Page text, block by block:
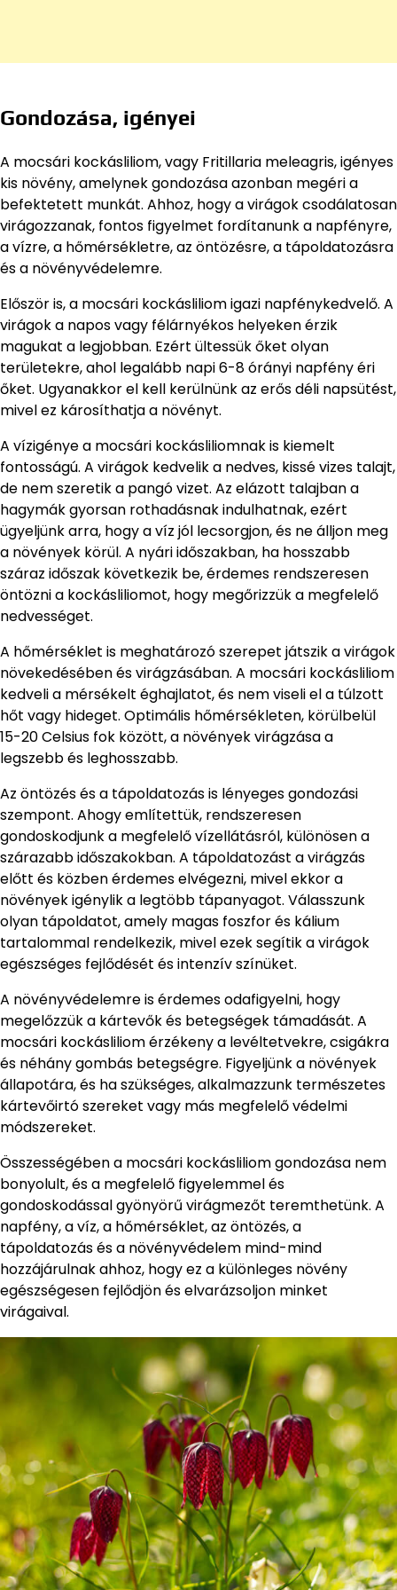
Gondozása, igényei
A mocsári kockásliliom, vagy Fritillaria meleagris, igényes
kis növény, amelynek gondozása azonban megéri a
befektetett munkát. Ahhoz, hogy a virágok csodálatosan
virágozzanak, fontos figyelmet fordítanunk a napfényre,
a vízre, a hőmérsékletre, az öntözésre, a tápoldatozásra
és a növényvédelemre.
Először is, a mocsári kockásliliom igazi napfénykedvelő. A
virágok a napos vagy félárnyékos helyeken érzik
magukat a legjobban. Ezért ültessük őket olyan
területekre, ahol legalább napi 6-8 órányi napfény éri
őket. Ugyanakkor el kell kerülnünk az erős déli napsütést,
mivel ez károsíthatja a növényt.
A vízigénye a mocsári kockásliliomnak is kiemelt
fontosságú. A virágok kedvelik a nedves, kissé vizes talajt,
de nem szeretik a pangó vizet. Az elázott talajban a
hagymák gyorsan rothadásnak indulhatnak, ezért
ügyeljünk arra, hogy a víz jól lecsorgjon, és ne álljon meg
a növények körül. A nyári időszakban, ha hosszabb
száraz időszak következik be, érdemes rendszeresen
öntözni a kockásliliomot, hogy megőrizzük a megfelelő
nedvességet.
A hőmérséklet is meghatározó szerepet játszik a virágok
növekedésében és virágzásában. A mocsári kockásliliom
kedveli a mérsékelt éghajlatot, és nem viseli el a túlzott
hőt vagy hideget. Optimális hőmérsékleten, körülbelül
15-20 Celsius fok között, a növények virágzása a
legszebb és leghosszabb.
Az öntözés és a tápoldatozás is lényeges gondozási
szempont. Ahogy említettük, rendszeresen
gondoskodjunk a megfelelő vízellátásról, különösen a
szárazabb időszakokban. A tápoldatozást a virágzás
előtt és közben érdemes elvégezni, mivel ekkor a
növények igénylik a legtöbb tápanyagot. Válasszunk
olyan tápoldatot, amely magas foszfor és kálium
tartalommal rendelkezik, mivel ezek segítik a virágok
egészséges fejlődését és intenzív színüket.
A növényvédelemre is érdemes odafigyelni, hogy
megelőzzük a kártevők és betegségek támadását. A
mocsári kockásliliom érzékeny a levéltetvekre, csigákra
és néhány gombás betegségre. Figyeljünk a növények
állapotára, és ha szükséges, alkalmazzunk természetes
kártevőirtó szereket vagy más megfelelő védelmi
módszereket.
Összességében a mocsári kockásliliom gondozása nem
bonyolult, és a megfelelő figyelemmel és
gondoskodással gyönyörű virágmezőt teremthetünk. A
napfény, a víz, a hőmérséklet, az öntözés, a
tápoldatozás és a növényvédelem mind-mind
hozzájárulnak ahhoz, hogy ez a különleges növény
egészségesen fejlődjön és elvarázsoljon minket
virágaival.